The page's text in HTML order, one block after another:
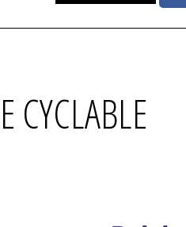
CYCLABLE